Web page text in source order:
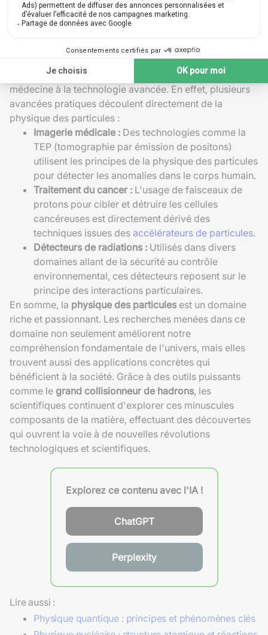
Applications de la physique des
particules
physique des particules
ne se limite pas à la
recherche théorique. Ses applications pratiques sont
variées et influencent plusieurs domaines, de la
médecine à la technologie avancée. En effet, plusieurs
avancées pratiques découlent directement de la
physique des particules :
Imagerie médicale : Des technologies comme la
TEP (tomographie par émission de positons)
utilisent les principes de la physique des particules
pour détecter les anomalies dans le corps humain.
Traitement du cancer : L'usage de faisceaux de
protons pour cibler et détruire les cellules
cancéreuses est directement dérivé des
techniques issues des accélérateurs de particules.
Détecteurs de radiations : Utilisés dans divers
domaines allant de la sécurité au contrôle
environnemental, ces détecteurs reposent sur le
principe des interactions particulaires.
En somme, la physique des particules est un domaine
riche et passionnant. Les recherches menées dans ce
domaine non seulement améliorent notre
compréhension fondamentale de l'univers, mais elles
trouvent aussi des applications concrètes qui
bénéficient à la société. Grâce à des outils puissants
comme le grand collisionneur de hadrons, les
scientifiques continuent d'explorer ces minuscules
composants de la matière, effectuant des découvertes
qui ouvrent la voie à de nouvelles révolutions
technologiques et scientifiques.
Explorez ce contenu avec l'IA !
ChatGPT
Perplexity
Lire aussi :
Physique quantique : principes et phénomènes clés